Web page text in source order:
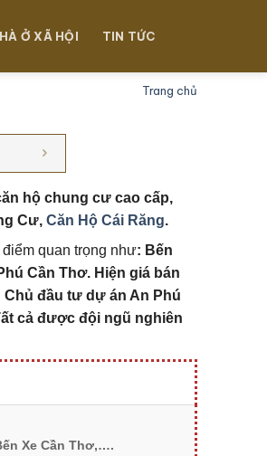
Ở XÃ HỘI TIN TỨC
Trang chủ
hộ chung cư cao cấp,
Cư, Căn Hộ Cái Răng.
quan trọng như: Bến
Cần Thơ. Hiện giá bán
Chủ đầu tư dự án An Phú
cả được đội ngũ nghiên
Xe Cần Thơ,….